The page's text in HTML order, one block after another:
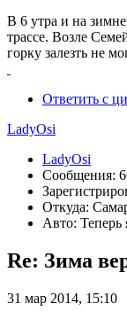
В 6 утра и на
трассе. Возле
горку залезть не
Ответить с
LadyOsi
LadyOsi
Сообщения:
Откуда:
Авто: Теперь
Re: Зима
31 мар 2014, 15:10